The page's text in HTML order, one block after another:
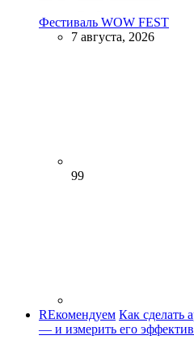
Фестиваль WOW FEST
7 августа, 2026
99
REкомендуем Как сделать
— и измерить его